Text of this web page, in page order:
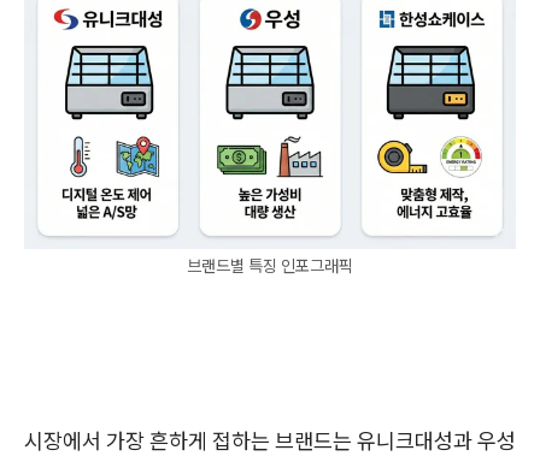
브랜드별 특징 인포그래픽
시장에서 가장 흔하게 접하는 브랜드는 유니크대성과 우성